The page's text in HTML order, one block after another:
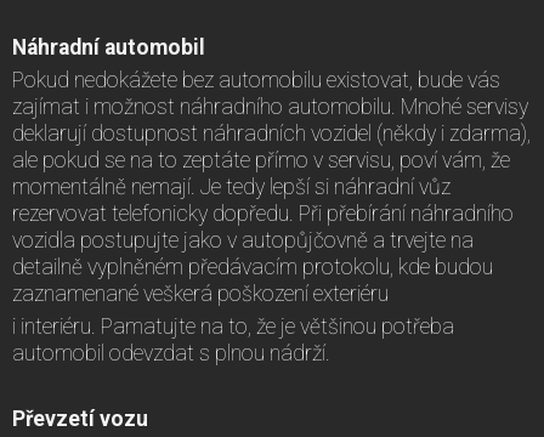
Náhradní automobil
Pokud nedokážete bez automobilu existovat, bude vás
zajímat i možnost náhradního automobilu. Mnohé servisy
deklarují dostupnost náhradních vozidel (někdy i zdarma),
ale pokud se na to zeptáte přímo v servisu, poví vám, že
momentálně nemají. Je tedy lepší si náhradní vůz
rezervovat telefonicky dopředu. Při přebírání náhradního
vozidla postupujte jako v autopůjčovně a trvejte na
detailně vyplněném předávacím protokolu, kde budou
zaznamenané veškerá poškození exteriéru
i interiéru. Pamatujte na to, že je většinou potřeba
automobil odevzdat s plnou nádrží.
Převzetí vozu